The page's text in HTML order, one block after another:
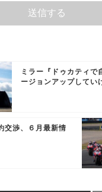
ミラー『ドゥカティで
ージョンアップしてい
交渉、６月最新情